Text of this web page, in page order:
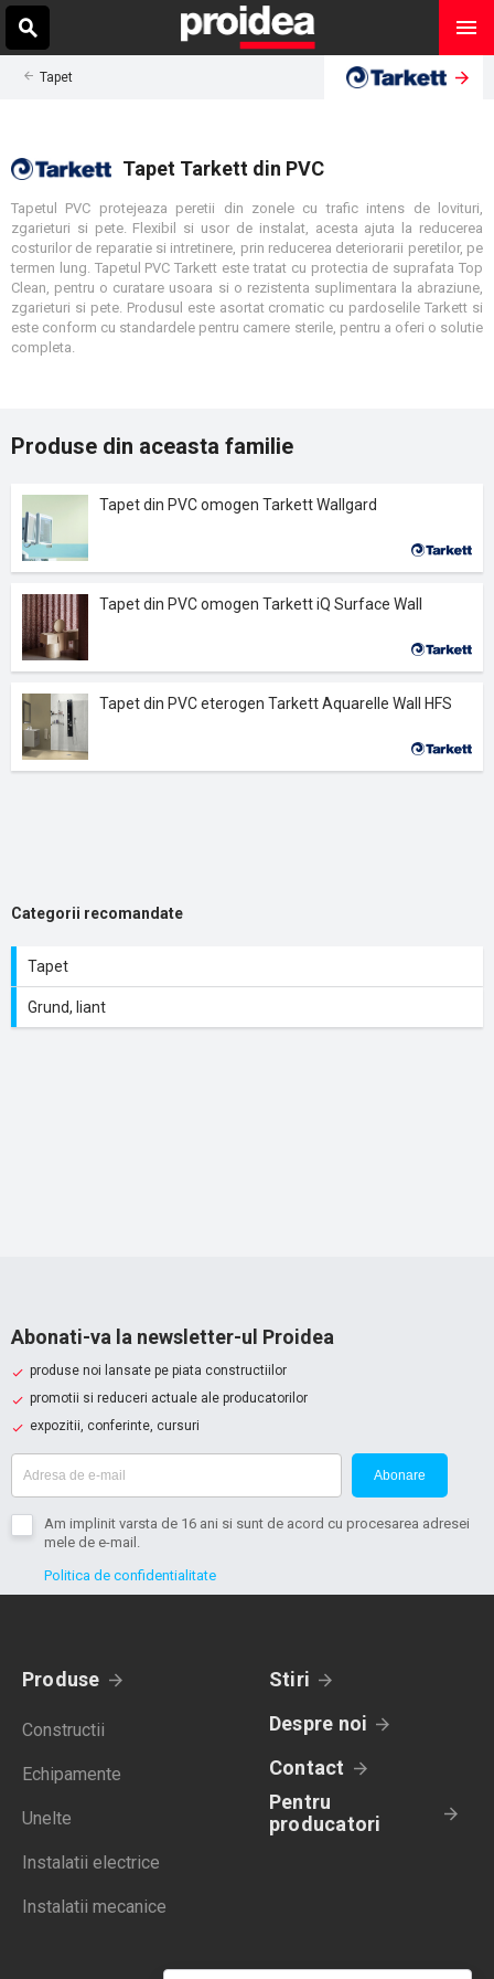
Tapet
Tapet Tarkett din PVC
Tapetul PVC protejeaza peretii din zonele cu trafic intens de lovituri,
zgarieturi si pete. Flexibil si usor de instalat, acesta ajuta la reducerea
costurilor de reparatie si intretinere, prin reducerea deteriorarii peretilor, pe
termen lung. Tapetul PVC Tarkett este tratat cu protectia de suprafata Top
Clean, pentru o curatare usoara si o rezistenta suplimentara la abraziune,
zgarieturi si pete. Produsul este asortat cromatic cu pardoselile Tarkett si
este conform cu standardele pentru camere sterile, pentru a oferi o solutie
completa.
Produse din aceasta familie
Tapet din PVC omogen Tarkett Wallgard
Tapet din PVC omogen Tarkett iQ Surface Wall
Tapet din PVC eterogen Tarkett Aquarelle Wall HFS
Categorii recomandate
Tapet
Grund, liant
Abonati-va la newsletter-ul Proidea
produse noi lansate pe piata constructiilor
promotii si reduceri actuale ale producatorilor
expozitii, conferinte, cursuri
Abonare
Am implinit varsta de 16 ani si sunt de acord cu procesarea adresei
mele de e-mail.
Politica de confidentialitate
Produse
Constructii
Echipamente
Unelte
Instalatii electrice
Instalatii mecanice
Stiri
Despre noi
Contact
Pentru
producatori